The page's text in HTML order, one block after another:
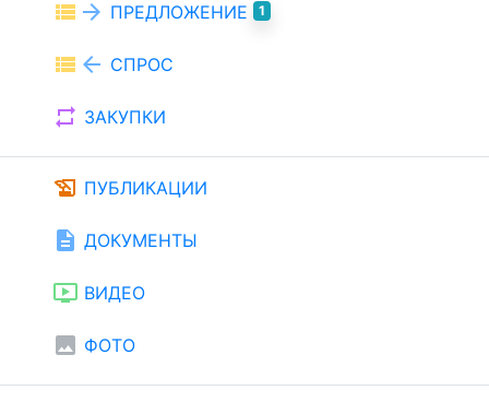
view_list arrow_forward ПРЕДЛОЖЕНИЕ 1
view_list arrow_back СПРОС
repeat ЗАКУПКИ
history_edu ПУБЛИКАЦИИ
description ДОКУМЕНТЫ
ondemand_video ВИДЕО
image ФОТО